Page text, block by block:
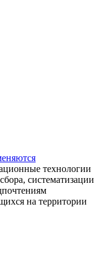
технологии
систематизации
на территории